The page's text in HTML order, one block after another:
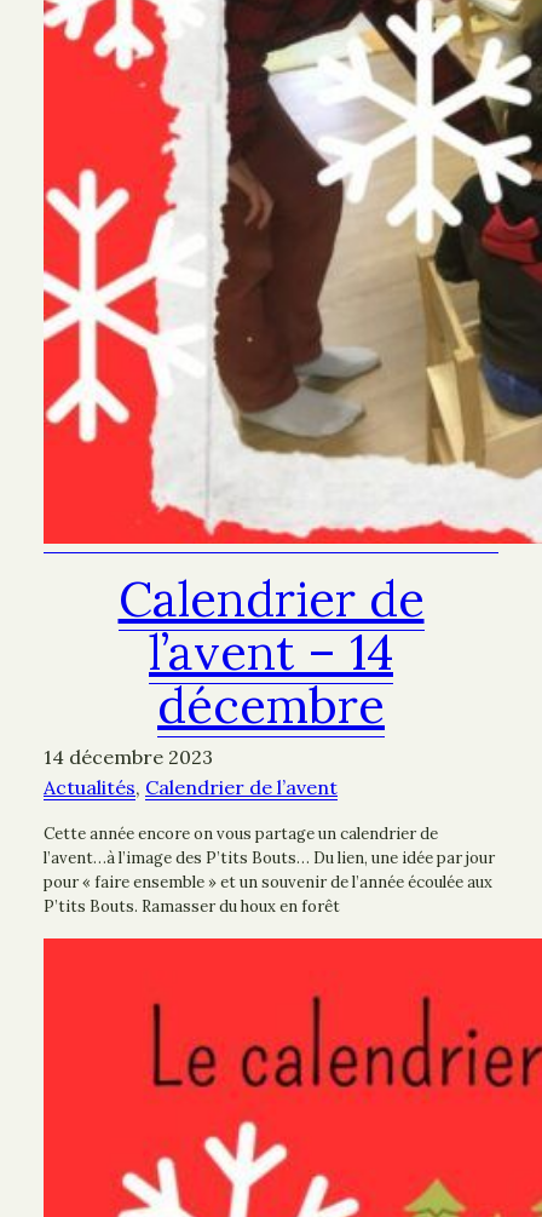
Calendrier de
l’avent – 14
décembre
14 décembre 2023
Actualités, Calendrier de l’avent
Cette année encore on vous partage un calendrier de
l’avent…à l’image des P’tits Bouts… Du lien, une idée par jour
pour « faire ensemble » et un souvenir de l’année écoulée aux
P’tits Bouts. Ramasser du houx en forêt